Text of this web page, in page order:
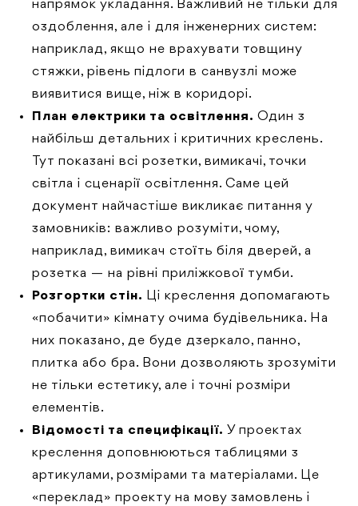
напрямок укладання. Важливий не тільки для
оздоблення, але і для інженерних систем:
наприклад, якщо не врахувати товщину
стяжки, рівень підлоги в санвузлі може
виявитися вище, ніж в коридорі.
План електрики та освітлення. Один з
найбільш детальних і критичних креслень.
Тут показані всі розетки, вимикачі, точки
світла і сценарії освітлення. Саме цей
документ найчастіше викликає питання у
замовників: важливо розуміти, чому,
наприклад, вимикач стоїть біля дверей, а
розетка — на рівні приліжкової тумби.
Розгортки стін. Ці креслення допомагають
«побачити» кімнату очима будівельника. На
них показано, де буде дзеркало, панно,
плитка або бра. Вони дозволяють зрозуміти
не тільки естетику, але і точні розміри
елементів.
Відомості та специфікації. У проектах
креслення доповнюються таблицями з
артикулами, розмірами та матеріалами. Це
«переклад» проекту на мову замовлень і